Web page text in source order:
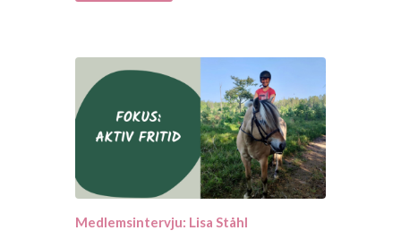
Medlemsintervju: Lisa Ståhl